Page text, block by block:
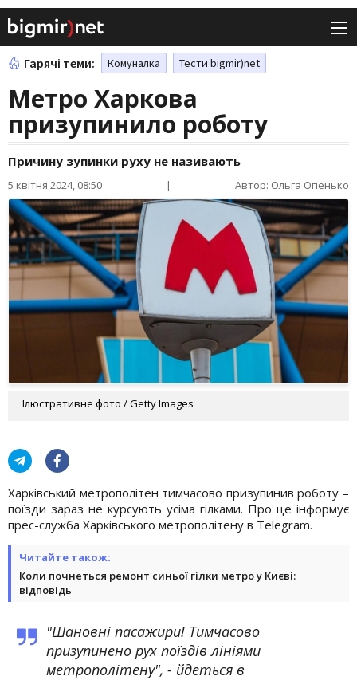
Гарячі теми: Комуналка Тести bigmir)net
Метро Харкова
призупинило роботу
Причину зупинки руху не називають
5 квітня 2024, 08:50 | Автор: Ольга Опенько
Ілюстративне фото / Getty Images
Харківський метрополітен тимчасово призупинив роботу –
поїзди зараз не курсують усіма гілками. Про це інформує
прес-служба Харківського метрополітену в Telegram.
Читайте також:
Коли почнеться ремонт синьої гілки метро у Києві:
відповідь
"Шановні пасажири! Тимчасово
призупинено рух поїздів лініями
метрополітену", - йдеться в